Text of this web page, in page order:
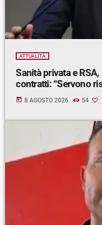
ATTUALITÀ
Sanità privata e
contratti: “Servono
today 8 AGOSTO 2026 54